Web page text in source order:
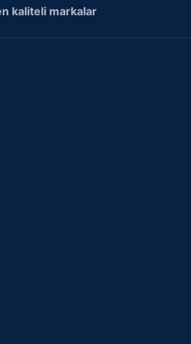
kaliteli markalar